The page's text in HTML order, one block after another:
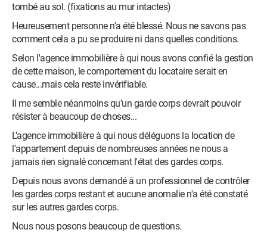
tombé au sol. (fixations au mur intactes)
Heureusement personne n'a été blessé. Nous ne savons pas
comment cela a pu se produire ni dans quelles conditions.
Selon l'agence immobilière à qui nous avons confié la gestion
de cette maison, le comportement du locataire serait en
cause...mais cela reste invérifiable.
Il me semble néanmoins qu'un garde corps devrait pouvoir
résister à beaucoup de choses...
L'agence immobilière à qui nous déléguons la location de
l'appartement depuis de nombreuses années ne nous a
jamais rien signalé concernant l'état des gardes corps.
Depuis nous avons demandé à un professionnel de contrôler
les gardes corps restant et aucune anomalie n'a été constaté
sur les autres gardes corps.
Nous nous posons beaucoup de questions.